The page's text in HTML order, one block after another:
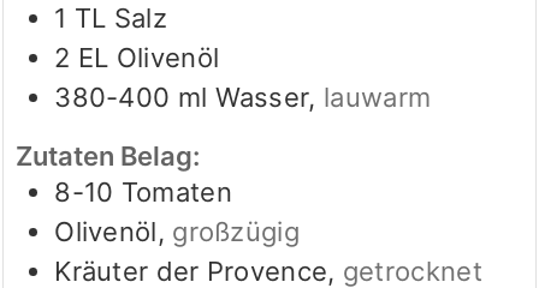
1 TL Salz
2 EL Olivenöl
380-400 ml Wasser, lauwarm
Zutaten Belag:
8-10 Tomaten
Olivenöl, großzügig
Kräuter der Provence, getrocknet